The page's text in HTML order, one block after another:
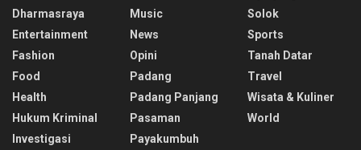
Dharmasraya
Entertainment
Fashion
Food
Health
Hukum Kriminal
Investigasi
Music
News
Opini
Padang
Padang Panjang
Pasaman
Payakumbuh
Solok
Sports
Tanah Datar
Travel
Wisata & Kuliner
World